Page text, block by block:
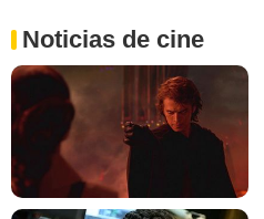
Noticias de cine